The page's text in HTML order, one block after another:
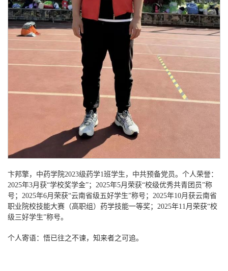
卞邦擎，中药学院2023级药学1班学生，中共预备党员。个人荣誉：
2025年3月获“学校奖学金”；2025年5月荣获“校级优秀共青团员”称
号；2025年6月荣获“云南省级五好学生”称号；2025年10月获云南省
职业院校技能大赛（高职组）药学技能一等奖；2025年11月荣获“校
级三好学生”称号。
个人寄语：悟已往之不谏，知来者之可追。